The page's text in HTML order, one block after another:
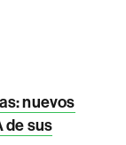
nuevos
de sus